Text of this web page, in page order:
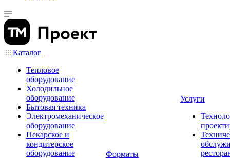
Каталог
Тепловое
оборудование
Холодильное
оборудование
Бытовая техника
Электромеханическое
оборудование
Пекарское и
кондитерское
оборудование
Форматы
Услуги